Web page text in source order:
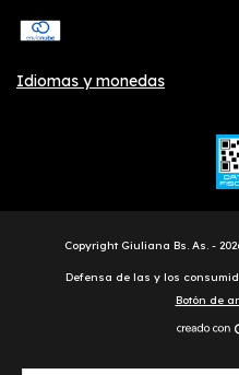
Idiomas y monedas
Copyright Giuliana Bs. As. -
Defensa de las y los
Botón de